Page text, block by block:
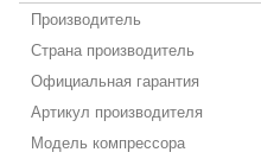
Производитель
Страна производитель
Официальная гарантия
Артикул производителя
Модель компрессора